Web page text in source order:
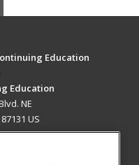
Education
Education
NE
US